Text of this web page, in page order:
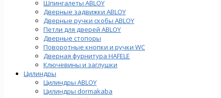
Шпингалеты ABLOY
Дверные задвижки ABLOY
Дверные ручки скобы ABLOY
Петли для дверей ABLOY
Дверные стопоры
Поворотные кнопки и ручки WC
Дверная фурнитура HAFELE
Ключевины и заглушки
Цилиндры
Цилиндры ABLOY
Цилиндры dormakaba